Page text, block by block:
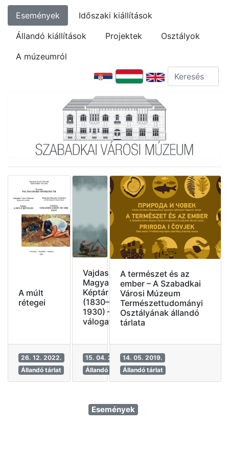
Események
Időszaki kiállítások
Állandó kiállítások
Projektek
Osztályok
A múzeumról
A múlt
rétegei
26. 12. 2022.
Állandó tárlat
Vajdasági
Magyar
Képtár
(1830–
1930) – új
válogatás
15. 04. 2021.
Állandó tárlat
A természet és az
ember – A Szabadkai
Városi Múzeum
Természettudományi
Osztályának állandó
tárlata
14. 05. 2019.
Állandó tárlat
Események